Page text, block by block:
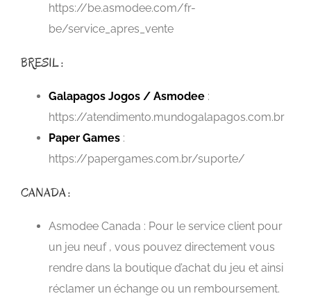
https://be.asmodee.com/fr-
be/service_apres_vente
BRESIL :
Galapagos Jogos / Asmodee :
https://atendimento.mundogalapagos.com.br
Paper Games :
https://papergames.com.br/suporte/
CANADA :
Asmodee Canada : Pour le service client pour
un jeu neuf , vous pouvez directement vous
rendre dans la boutique d’achat du jeu et ainsi
réclamer un échange ou un remboursement.